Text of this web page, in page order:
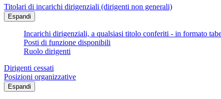
Titolari di incarichi dirigenziali (dirigenti non generali)
Espandi
Incarichi dirigenziali, a qualsiasi titolo conferiti - in formato
Posti di funzione disponibili
Ruolo dirigenti
Dirigenti cessati
Posizioni organizzative
Espandi